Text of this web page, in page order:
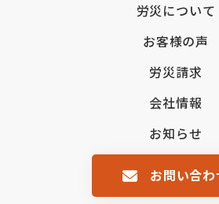
労災について
お客様の声
労災請求
会社情報
お知らせ
お問い合わ